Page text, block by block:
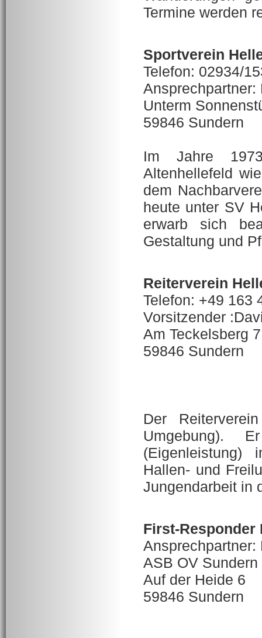
Termine werden
Sportverein
Telefon: 02934/
Ansprechpartner:
Unterm
59846 Sundern
Im Jahre
Altenhellefeld
dem
heute unter SV
erwarb sich
Gestaltung und
Reiterverein
Telefon: +49 163
Vorsitzender
Am Teckelsberg 7
59846 Sundern
Der
Umgebung).
(Eigenleistung)
Hallen- und
Jungendarbeit in
First-Responder
Ansprechpartner:
ASB OV Sundern
Auf der Heide 6
59846 Sundern